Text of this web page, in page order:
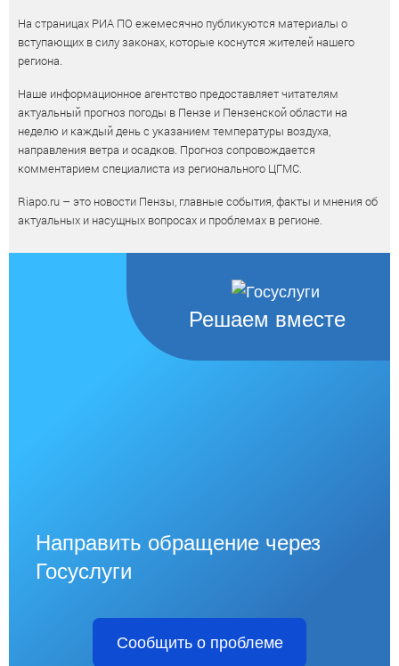
На страницах РИА ПО ежемесячно публикуются материалы о
вступающих в силу законах, которые коснутся жителей нашего
региона.
Наше информационное агентство предоставляет читателям
актуальный прогноз погоды в Пензе и Пензенской области на
неделю и каждый день с указанием температуры воздуха,
направления ветра и осадков. Прогноз сопровождается
комментарием специалиста из регионального ЦГМС.
Riapo.ru – это новости Пензы, главные события, факты и мнения об
актуальных и насущных вопросах и проблемах в регионе.
Решаем вместе
Направить обращение через
Госуслуги
Сообщить о проблеме